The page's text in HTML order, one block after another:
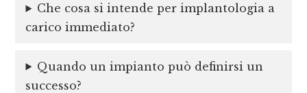
Che cosa si intende per implantologia a
carico immediato?
Quando un impianto può definirsi un
successo?